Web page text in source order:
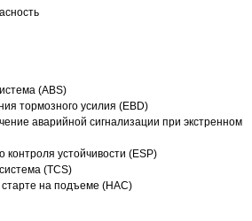
(ABS)
тормозного усилия (EBD)
аварийной сигнализации при экстренном
контроля устойчивости (ESP)
(TCS)
на подъеме (HAC)